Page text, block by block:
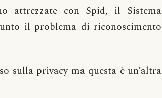
attrezzate con Spid, il Sistema
il problema di riconoscimento
sulla privacy ma questa è un’altra